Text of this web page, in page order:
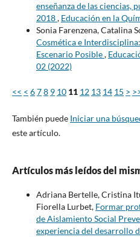
enseñanza de las ciencias,
2018, Educación en la
Sonia Farenzena, Catalina
Cosmética e
Escenario Posible,
02 (2022)
<< < 678 9 10 11 12 13 14 15 >
También puede Iniciar una
este artículo.
Artículos más leídos del
Adriana Bertelle, Cristina
Fiorella Lurbet, Formar
de Aislamiento Social
experiencia del desarrollo